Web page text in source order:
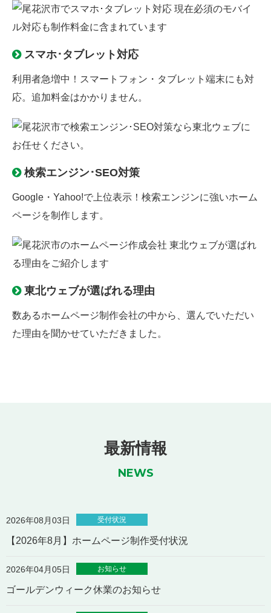
スマホ･タブレット対応
利用者急増中！スマートフォン・タブレット端末にも対
応。追加料金はかかりません。
検索エンジン･SEO対策
Google ・ Yahoo!で上位表示！ 検索エンジンに強いホーム
ページを制作します。
東北ウェブが選ばれる理由
数あるホームページ制作会社の中から、選んでいただい
た理由を聞かせていただきました。
最新情報
NEWS
2026年08月03日 受付状況
【2026年8月】ホームページ制作受付状況
2026年04月05日 お知らせ
ゴールデンウィーク休業のお知らせ